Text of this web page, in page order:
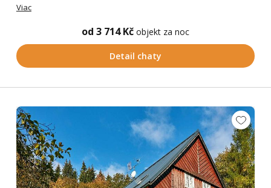
Viac
od 3 714 Kč objekt za noc
Detail chaty